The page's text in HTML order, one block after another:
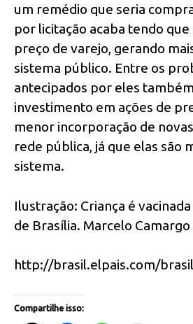
um remédio que seria
por licitação acaba tendo
preço de varejo, gerando
sistema público. Entre os
antecipados por eles
investimento em ações de
menor incorporação de
rede pública, já que elas são
sistema.
Ilustração: Criança é
de Brasília. Marcelo
http://brasil.elpais.com/
Compartilhe isso: